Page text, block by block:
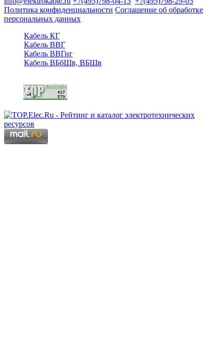
Политика конфиденциальности Соглашение об обработке
персональных данных
Кабель КГ
Кабель ВВГ
Кабель ВВГнг
Кабель ВБбШв, ВБШв